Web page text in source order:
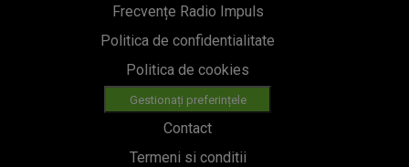
Frecvențe Radio Impuls
Politica de confidentialitate
Politica de cookies
Gestionați preferințele
Contact
Termeni si conditii